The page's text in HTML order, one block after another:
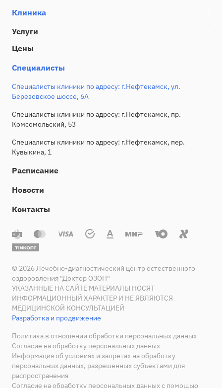
Клиника
Услуги
Цены
Специалисты
Специалисты клиники по адресу: г.Нефтекамск, ул.
Березовское шоссе, 6А
Специалисты клиники по адресу: г.Нефтекамск, пр.
Комсомольский, 53
Специалисты клиники по адресу: г.Нефтекамск, пер.
Кувыкина, 1
Расписание
Новости
Контакты
© 2026 Лечебно-диагностический центр естественного
оздоровления "Доктор ОЗОН"
УКАЗАННЫЕ НА САЙТЕ МАТЕРИАЛЫ НОСЯТ
ИНФОРМАЦИОННЫЙ ХАРАКТЕР И НЕ ЯВЛЯЮТСЯ
МЕДИЦИНСКОЙ КОНСУЛЬТАЦИЕЙ
Разработка и продвижение
Политика в отношении обработки персональных данных
Согласие на обработку персональных данных
Информация об условиях и запретах на обработку
персональных данных, разрешенных субъектами для
распространения
Согласие на обработку персональных данных с помощью